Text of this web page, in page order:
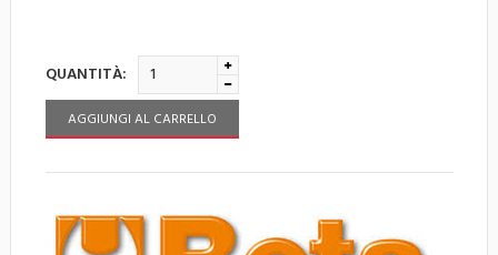
QUANTITÀ:
AGGIUNGI AL CARRELLO